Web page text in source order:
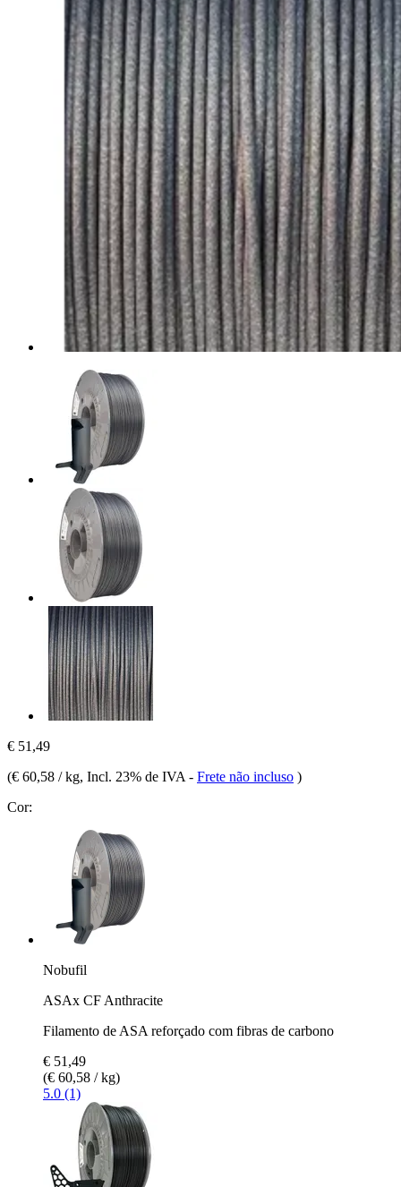
€ 51,49
(€ 60,58 / kg, Incl. 23% de IVA - Frete não incluso )
Cor:
Nobufil
ASAx CF Anthracite
Filamento de ASA reforçado com fibras de carbono
€ 51,49
(€ 60,58 / kg)
5.0 (1)